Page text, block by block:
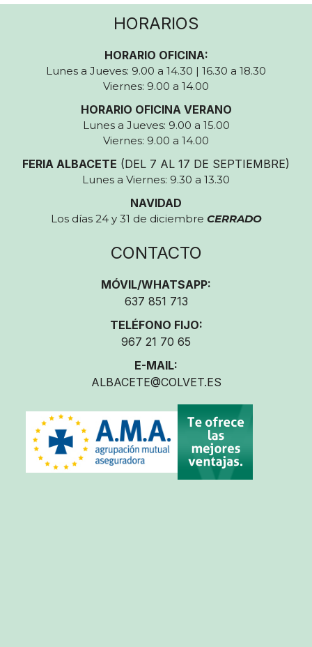
HORARIOS
HORARIO OFICINA:
Lunes a Jueves: 9.00 a 14.30 | 16.30 a 18.30
Viernes: 9.00 a 14.00
HORARIO OFICINA VERANO
Lunes a Jueves: 9.00 a 15.00
Viernes: 9.00 a 14.00
FERIA ALBACETE (DEL 7 AL 17 DE SEPTIEMBRE)
Lunes a Viernes: 9.30 a 13.30
NAVIDAD
Los días 24 y 31 de diciembre CERRADO
CONTACTO
MÓVIL/WHATSAPP:
637 851 713
TELÉFONO FIJO:
967 21 70 65
E-MAIL:
ALBACETE@COLVET.ES